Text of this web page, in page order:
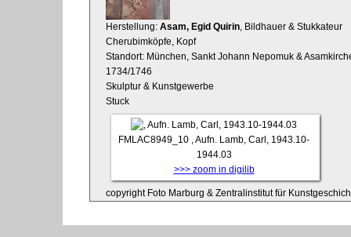
Herstellung: Asam, Egid Quirin , Bildhauer & Stukkateur
Cherubimköpfe, Kopf
Standort: München, Sankt Johann Nepomuk &
1734/1746
Skulptur & Kunstgewerbe
Stuck
FMLAC8949_10 , Aufn. Lamb, Carl, 1943.10-
1944.03
>>> zoom in digilib
copyright Foto Marburg & Zentralinstitut für